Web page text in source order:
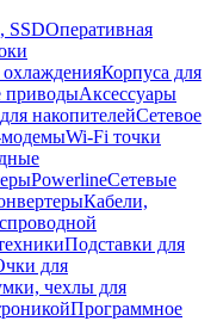
SSDОперативная
Корпуса для
приводыАксессуары
накопителейСетевое
Wi-Fi точки
PowerlineСетевые
Кабели,
Подставки для
для
чехлы для
Программное